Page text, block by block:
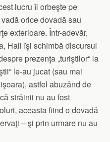
lucru îl orbeşte pe
orice dovadă sau
exterioare. Într-adevăr,
Hall îşi schimbă discursul
prezenţa „turiştilor“ la
le-au jucat (sau mai
astfel abuzând de
străinii nu au fost
aceasta fiind o dovadă
– şi prin urmare nu au